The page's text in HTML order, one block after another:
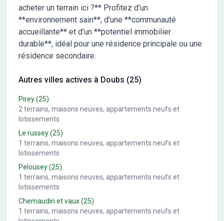
acheter un terrain ici ?** Profitez d’un
**environnement sain**, d’une **communauté
accueillante** et d’un **potentiel immobilier
durable**, idéal pour une résidence principale ou une
résidence secondaire.
Autres villes actives à Doubs (25)
Pirey(25)
2terrains, maisons neuves, appartements neufs et
lotissements
Le russey(25)
1 terrains, maisons neuves, appartements neufs et
lotissements
Pelousey(25)
1 terrains, maisons neuves, appartements neufs et
lotissements
Chemaudin et vaux(25)
1 terrains, maisons neuves, appartements neufs et